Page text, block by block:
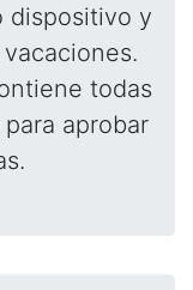
dispositivo y
todas
aprobar